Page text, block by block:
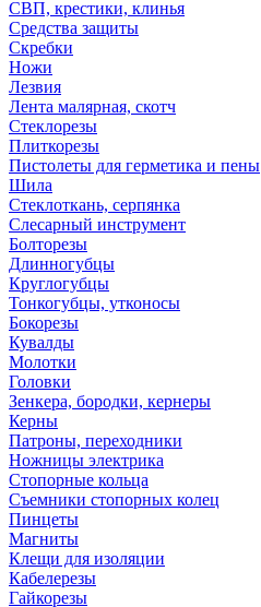
СВП, крестики, клинья
Средства защиты
Скребки
Ножи
Лезвия
Лента малярная, скотч
Стеклорезы
Плиткорезы
Пистолеты для герметика и пены
Шила
Стеклоткань, серпянка
Слесарный инструмент
Болторезы
Длинногубцы
Круглогубцы
Тонкогубцы, утконосы
Бокорезы
Кувалды
Молотки
Головки
Зенкера, бородки, кернеры
Керны
Патроны, переходники
Ножницы электрика
Стопорные кольца
Съемники стопорных колец
Пинцеты
Магниты
Клещи для изоляции
Кабелерезы
Гайкорезы